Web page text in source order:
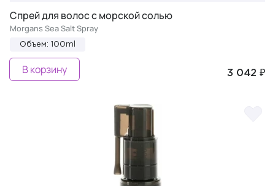
Спрей для волос с морской солью
Morgans Sea Salt Spray
Объем: 100ml
3 042 ₽
В корзину